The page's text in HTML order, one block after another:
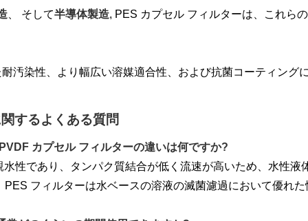
、 そして半導体製造, PES カプセル フィルターは、これら
汚染性、より幅広い溶媒適合性、および抗菌コーティン
するよくある質問
カプセル フィルターの違いは何ですか?
性であり、タンパク質結合が低く流速が高いため、水性
フィルターは水ベースの溶液の滅菌濾過において優れ